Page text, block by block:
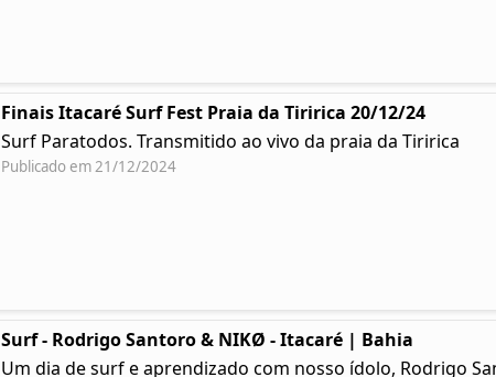
Finais Itacaré Surf Fest Praia da Tiririca 20/12/24
Surf Paratodos. Transmitido ao vivo da praia da Tiririca
Publicado em 21/12/2024
Surf - Rodrigo Santoro & NIKØ - Itacaré | Bahia
Um dia de surf e aprendizado com nosso ídolo, Rodrigo